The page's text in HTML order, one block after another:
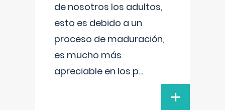
de nosotros los adultos,
esto es debido a un
proceso de maduración,
es mucho más
apreciable en los p...
+